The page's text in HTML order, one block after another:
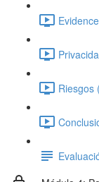
Riesgos